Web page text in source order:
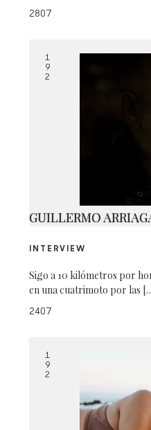
2807
1
9
2
GUILLERMO
INTERVIEW
Sigo a 10 kilómetros por
en una cuatrimoto por las
2407
1
9
2